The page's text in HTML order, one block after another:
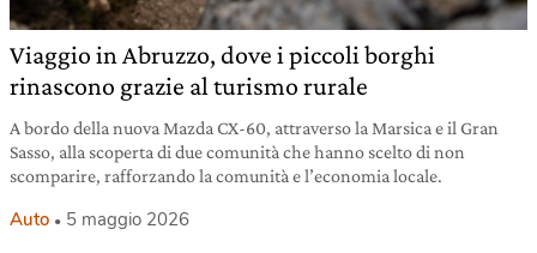
Viaggio in Abruzzo, dove i piccoli borghi
rinascono grazie al turismo rurale
A bordo della nuova Mazda CX-60, attraverso la Marsica e il Gran
Sasso, alla scoperta di due comunità che hanno scelto di non
scomparire, rafforzando la comunità e l’economia locale.
Auto 5 maggio 2026